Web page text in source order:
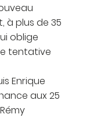
à plus de 35
oblige
tentative
Enrique
aux 25